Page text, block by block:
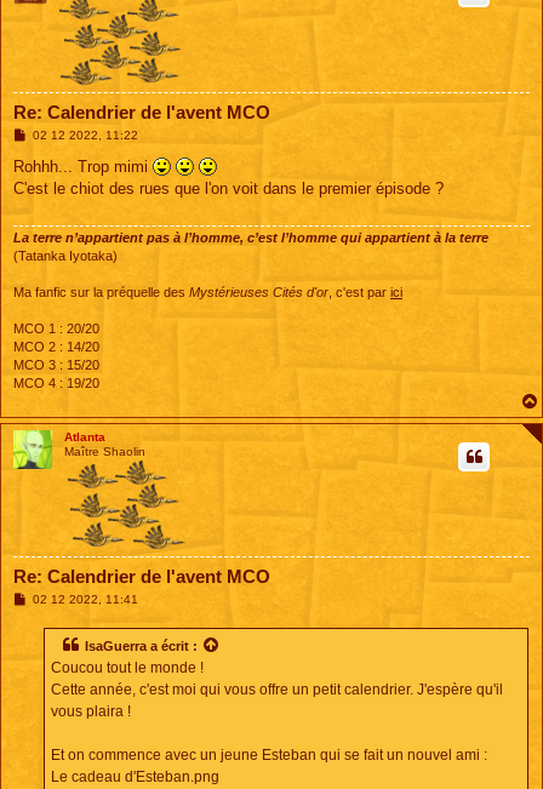
Re: Calendrier de l'avent MCO
M
s
a
02 12 2022, 11:22
Rohhh... Trop mimi
C'est le chiot des rues que l'on voit dans le premier épisode ?
La terre n’appartient pas à l’homme, c’est l’homme qui appartient à la terre
(Tatanka Iyotaka)
Ma fanfic sur la préquelle des Mystérieuses Cités d'or , c'est par ici
MCO 1 : 20/20
MCO 2 : 14/20
MCO 3 : 15/20
MCO 4 : 19/20
Atlanta
Maître Shaolin
Re: Calendrier de l'avent MCO
M02 12 2022, 11:41
IsaGuerraa écrit :
Coucou tout le monde !
Cette année, c'est moi qui vous offre un petit calendrier. J'espère qu'il
vous plaira !
Et on commence avec un jeune Esteban qui se fait un nouvel ami :
Le cadeau d'Esteban.png